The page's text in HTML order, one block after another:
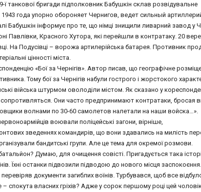
танкової бригади підполковник Бабушкін склав розвідувальне
года упорно обороняет Чернигов, ведет сильный
інформує про те, що німці знищили ливарний завод у
Павлівки, Красного Хутора, які перейшли в контратаку. 20
На Подусівці – ворожа артилерійська батарея. Противник
цінності міста.
«Бої за Чернігів». Автор писав, що географічне
Тому бої за Чернігів набули гострого і жорстокого
війська штурмом оволоділи містом. Як сказано у
Они часто предпринимают контратаки, бросая
волнами по 30-60 самолетов налетали на наши войска…».
воювали поліцейські загони, вірніше,
зведеннях командирів, що вони здавались на милість
бандитські групи. Але це тема для окремої розмови.
Думаю, для очищення совісті. Пригадується така
Їхні останки підвозили підводою до нового місця заспокоєння.
документи загиблих воїнів. Турбувався, щоб все
спокута власних гріхів? Адже у сорок першому році цей